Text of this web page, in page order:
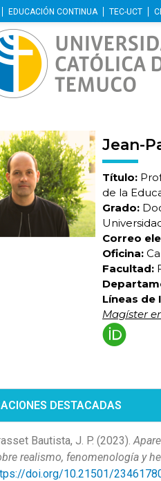
EDUCACIÓN CONTINUA TEC-UCT
Jean-
Título:
de la
Grado:
Correo
Oficina:
Facultad:
Líneas de
Magíster
DESTACADAS
Bautista, J. P. (2023).
realismo, fenomenología y
doi.org/10.21501/